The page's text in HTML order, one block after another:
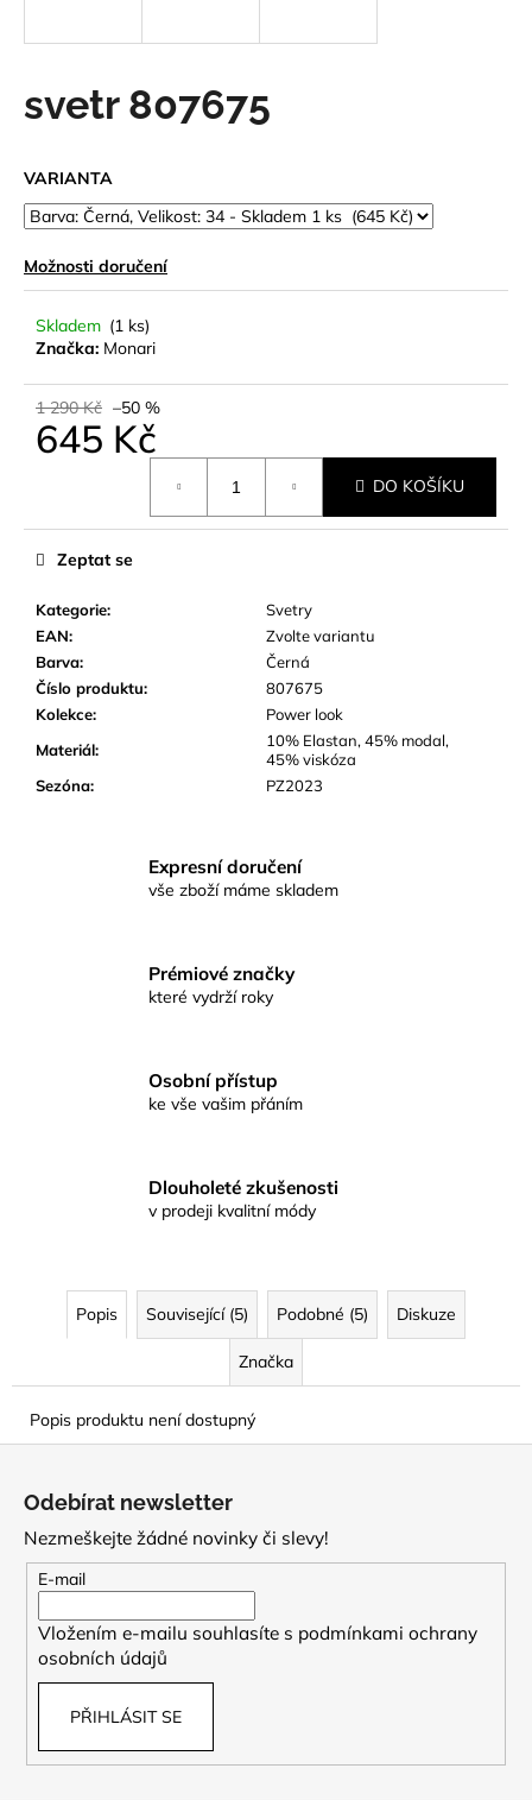
svetr 807675
VARIANTA
Možnosti doručení
Skladem (1 ks)
Značka: Monari
1 290 Kč –50 %
645 Kč
DO KOŠÍKU
Kategorie:
Svetry
EAN:
Zvolte variantu
Barva:
Černá
Číslo produktu:
807675
Kolekce:
Power look
Materiál:
10% Elastan, 45% modal,
45% viskóza
Sezóna: PZ2023
Zeptat se
Expresní doručení
vše zboží máme skladem
Prémiové značky
které vydrží roky
Osobní přístup
ke vše vašim přáním
Dlouholeté zkušenosti
v prodeji kvalitní módy
Popis Související (5) Podobné (5) Diskuze
Značka
Popis produktu není dostupný
í
t
HLEDAT
D
o
p
č
u
e
m
e
Odebírat newsletter
Nezmeškejte žádné novinky či slevy!
E-mail
Vložením e-mailu souhlasíte s podmínkami ochrany
osobních údajů
PŘIHLÁSIT SE